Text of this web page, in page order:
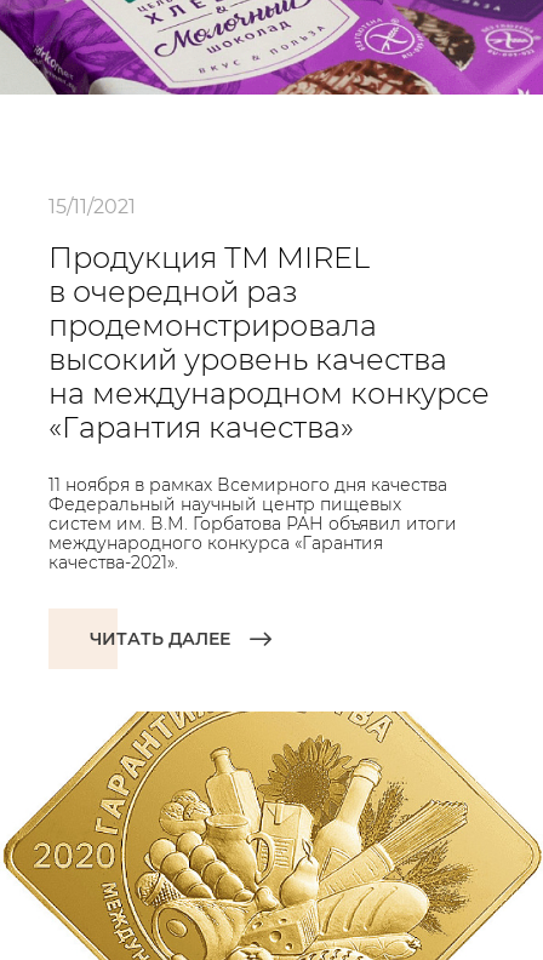
15/11/2021
Продукция ТМ MIREL
в очередной раз
продемонстрировала
высокий уровень качества
на международном конкурсе
«Гарантия качества»
11 ноября в рамках Всемирного дня качества
Федеральный научный центр пищевых
систем им. В.М. Горбатова РАН объявил итоги
международного конкурса «Гарантия
качества-2021».
ЧИТАТЬ ДАЛЕЕ